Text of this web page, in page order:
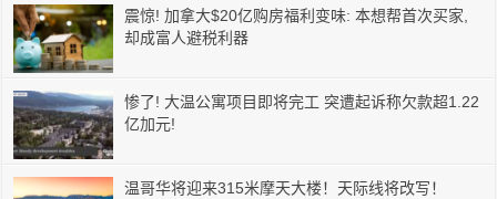
震惊! 加拿大$20亿购房福利变味: 本想帮首次买家,
却成富人避税利器
惨了! 大温公寓项目即将完工 突遭起诉称欠款超1.22
亿加元!
温哥华将迎来315米摩天大楼！天际线将改写！